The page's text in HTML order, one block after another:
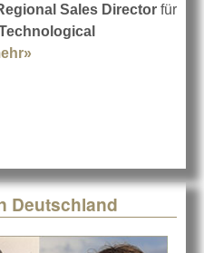
Sales Director für
Deutschland